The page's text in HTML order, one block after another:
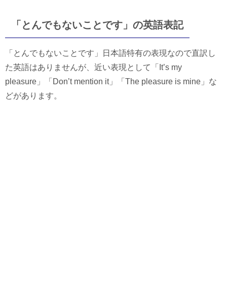
「とんでもないことです」の英語表記
「とんでもないことです」日本語特有の表現なので直訳し
た英語はありませんが、近い表現として「It’s my
pleasure」「Don’t mention it」「The pleasure is mine」な
どがあります。